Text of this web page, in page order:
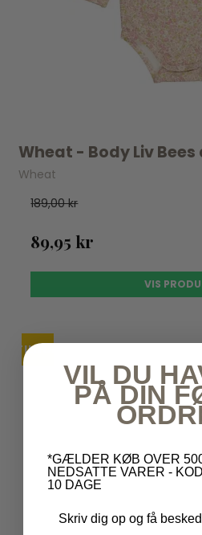
Wheat - Body Liv
Wheat
189,00 kr
89,95 kr
VIS
TILBUD
VIL DU
PÅ DIN
*GÆLDER KØB OVER
NEDSATTE VARER -
10 DAGE
Skriv dig op og få